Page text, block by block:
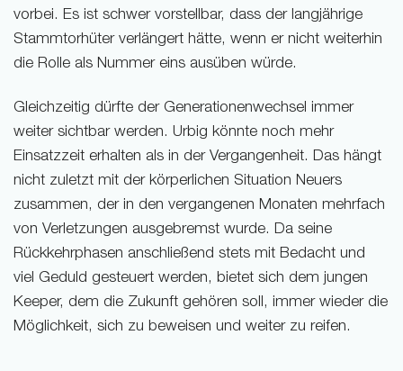
vorbei. Es ist schwer vorstellbar, dass der langjährige
Stammtorhüter verlängert hätte, wenn er nicht weiterhin
die Rolle als Nummer eins ausüben würde.
Gleichzeitig dürfte der Generationenwechsel immer
weiter sichtbar werden. Urbig könnte noch mehr
Einsatzzeit erhalten als in der Vergangenheit. Das hängt
nicht zuletzt mit der körperlichen Situation Neuers
zusammen, der in den vergangenen Monaten mehrfach
von Verletzungen ausgebremst wurde. Da seine
Rückkehrphasen anschließend stets mit Bedacht und
viel Geduld gesteuert werden, bietet sich dem jungen
Keeper, dem die Zukunft gehören soll, immer wieder die
Möglichkeit, sich zu beweisen und weiter zu reifen.